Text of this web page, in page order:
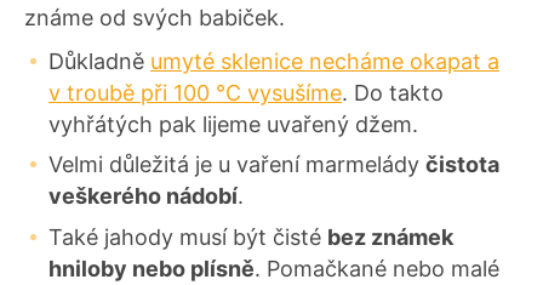
známe od svých babiček.
Důkladně umyté sklenice necháme okapat a
v troubě při 100 °C vysušíme. Do takto
vyhřátých pak lijeme uvařený džem.
Velmi důležitá je u vaření marmelády čistota
veškerého nádobí.
Také jahody musí být čisté bez známek
hniloby nebo plísně. Pomačkané nebo malé